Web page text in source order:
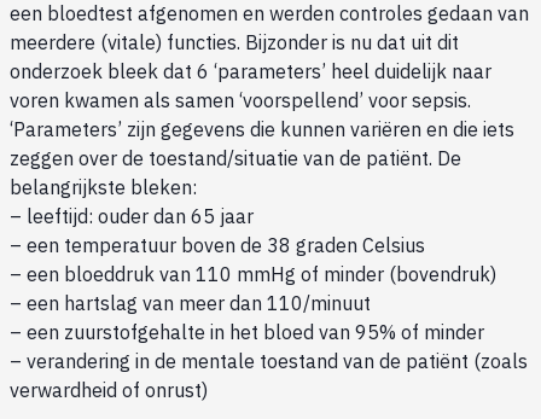
een bloedtest afgenomen en werden controles gedaan van
meerdere (vitale) functies. Bijzonder is nu dat uit dit
onderzoek bleek dat 6 ‘parameters’ heel duidelijk naar
voren kwamen als samen ‘voorspellend’ voor sepsis.
‘Parameters’ zijn gegevens die kunnen variëren en die iets
zeggen over de toestand/situatie van de patiënt. De
belangrijkste bleken:
– leeftijd: ouder dan 65 jaar
– een temperatuur boven de 38 graden Celsius
– een bloeddruk van 110 mmHg of minder (bovendruk)
– een hartslag van meer dan 110/minuut
– een zuurstofgehalte in het bloed van 95% of minder
– verandering in de mentale toestand van de patiënt (zoals
verwardheid of onrust)